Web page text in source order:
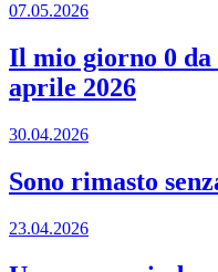
07.05.2026
Il mio giorno 0
aprile 2026
30.04.2026
Sono rimasto
23.04.2026